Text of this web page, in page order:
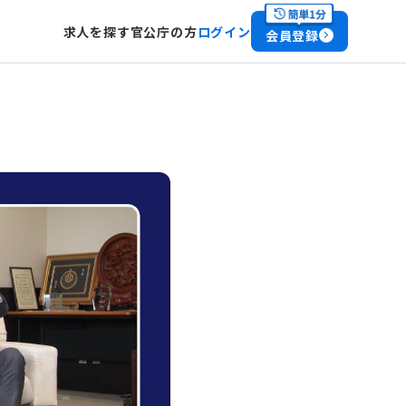
求人を探す官公庁の方ログイン 会員登録